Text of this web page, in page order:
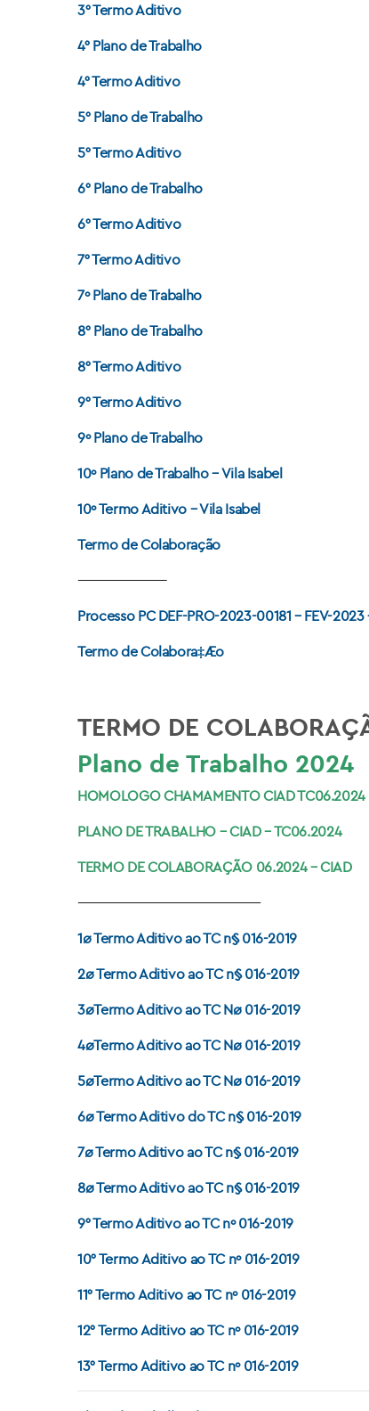
3° Termo Aditivo
4° Plano de Trabalho
4° Termo Aditivo
5° Plano de Trabalho
5° Termo Aditivo
6° Plano de Trabalho
6° Termo Aditivo
7° Termo Aditivo
7º Plano de Trabalho
8° Plano de Trabalho
8° Termo Aditivo
9° Termo Aditivo
9º Plano de Trabalho
10º Plano de Trabalho – Vila Isabel
10º Termo Aditivo – Vila Isabel
Termo de Colaboração
———————-
Processo PC DEF-PRO-2023-00181 – FEV-
Termo de Colabora‡Æo
TERMO DE
Plano de Trabalho 2024
HOMOLOGO CHAMAMENTO CIAD TC06.2024
PLANO DE TRABALHO – CIAD – TC06.2024
TERMO DE COLABORAÇÃO 06.2024 – CIAD
———————————————
1ø Termo Aditivo ao TC n§ 016-2019
2ø Termo Aditivo ao TC n§ 016-2019
3øTermo Aditivo ao TC Nø 016-2019
4øTermo Aditivo ao TC Nø 016-2019
5øTermo Aditivo ao TC Nø 016-2019
6ø Termo Aditivo do TC n§ 016-2019
7ø Termo Aditivo ao TC n§ 016-2019
8ø Termo Aditivo ao TC n§ 016-2019
9° Termo Aditivo ao TC nº 016-2019
10° Termo Aditivo ao TC nº 016-2019
11° Termo Aditivo ao TC nº 016-2019
12° Termo Aditivo ao TC nº 016-2019
13° Termo Aditivo ao TC nº 016-2019